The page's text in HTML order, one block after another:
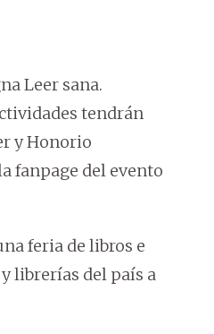
Leer sana.
tendrán
y Honorio
fanpage del evento
feria de libros e
librerías del país a